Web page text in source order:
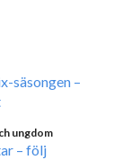
säsongen –
ungdom
– följ